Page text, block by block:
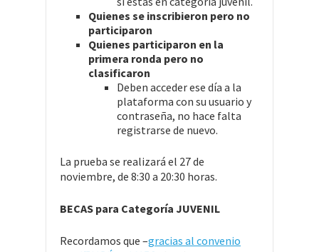
Quienes se inscribieron pero no
participaron
Quienes participaron en la
primera ronda pero no
clasificaron
Deben acceder ese día a la
plataforma con su usuario y
contraseña, no hace falta
registrarse de nuevo.
La prueba se realizará el 27 de
noviembre, de 8:30 a 20:30 horas.
BECAS para Categoría JUVENIL
Recordamos que –gracias al convenio